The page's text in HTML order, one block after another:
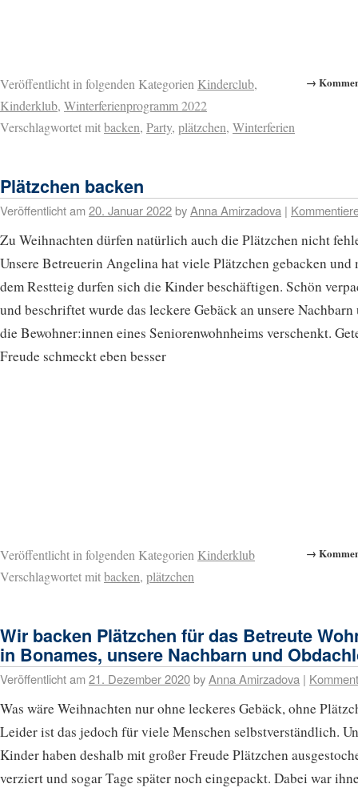
→
Veröffentlicht in folgenden Kategorien Kinderclub,
Kinderklub, Winterferienprogramm 2022
Verschlagwortet mitbacken, Party, plätzchen, Winterferien
Plätzchen backen
Veröffentlicht am20. Januar 2022byAnna Amirzadova |
Zu Weihnachten dürfen natürlich auch die Plätzchen nicht
Unsere Betreuerin Angelina hat viele Plätzchen gebacken und
dem Restteig durfen sich die Kinder beschäftigen. Schön
und beschriftet wurde das leckere Gebäck an unsere Nachbarn
die Bewohner:innen eines Seniorenwohnheims verschenkt.
Freude schmeckt eben besser
→
Veröffentlicht in folgenden Kategorien Kinderklub
Verschlagwortet mitbacken, plätzchen
Wir backen Plätzchen für das Betreute
in Bonames, unsere Nachbarn und
Veröffentlicht am21. Dezember 2020byAnna Amirzadova |
Was wäre Weihnachten nur ohne leckeres Gebäck, ohne
Leider ist das jedoch für viele Menschen selbstverständlich.
Kinder haben deshalb mit großer Freude Plätzchen
verziert und sogar Tage später noch eingepackt. Dabei war